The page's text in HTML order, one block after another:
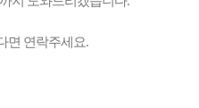
면 연락주세요.